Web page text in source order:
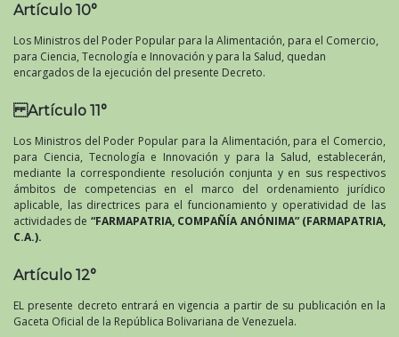
Artículo 10°
Los Ministros del Poder Popular para la Alimentación, para el Comercio,
para Ciencia, Tecnología e Innovación y para la Salud, quedan
encargados de la ejecución del presente Decreto.
Artículo 11°
Los Ministros del Poder Popular para la Alimentación, para el Comercio,
para Ciencia, Tecnología e Innovación y para la Salud, establecerán,
mediante la correspondiente resolución conjunta y en sus respectivos
ámbitos de competencias en el marco del ordenamiento jurídico
aplicable, las directrices para el funcionamiento y operatividad de las
actividades de “FARMAPATRIA, COMPAÑÍA ANÓNIMA” (FARMAPATRIA,
C.A.).
Artículo 12°
EL presente decreto entrará en vigencia a partir de su publicación en la
Gaceta Oficial de la República Bolivariana de Venezuela.